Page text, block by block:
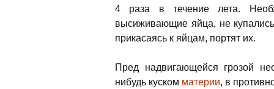
4 раза в течение лета.
высиживающие яйца, не
прикасаясь к яйцам, портят их.
Пред надвигающейся грозой
нибудь куском материи, в